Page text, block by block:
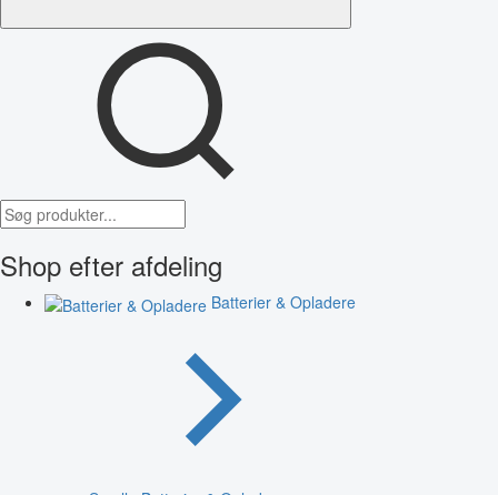
Shop efter afdeling
Batterier & Opladere